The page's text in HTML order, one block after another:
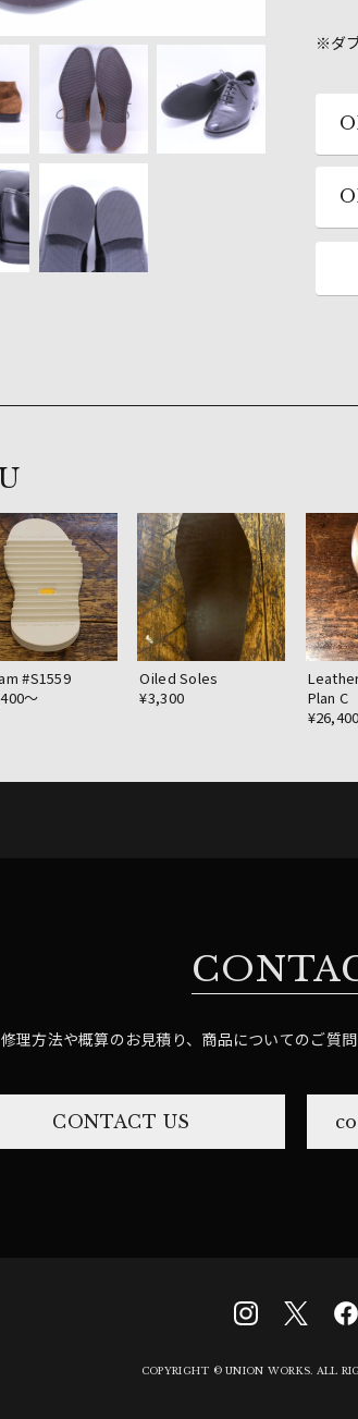
※ダ
#S1559
〜
Oiled Soles
¥3,300
Plan C
修理方法や概算のお見積り、商品についてのご質
CONTACT US
COPYRIGHT © UNION WORKS. ALL